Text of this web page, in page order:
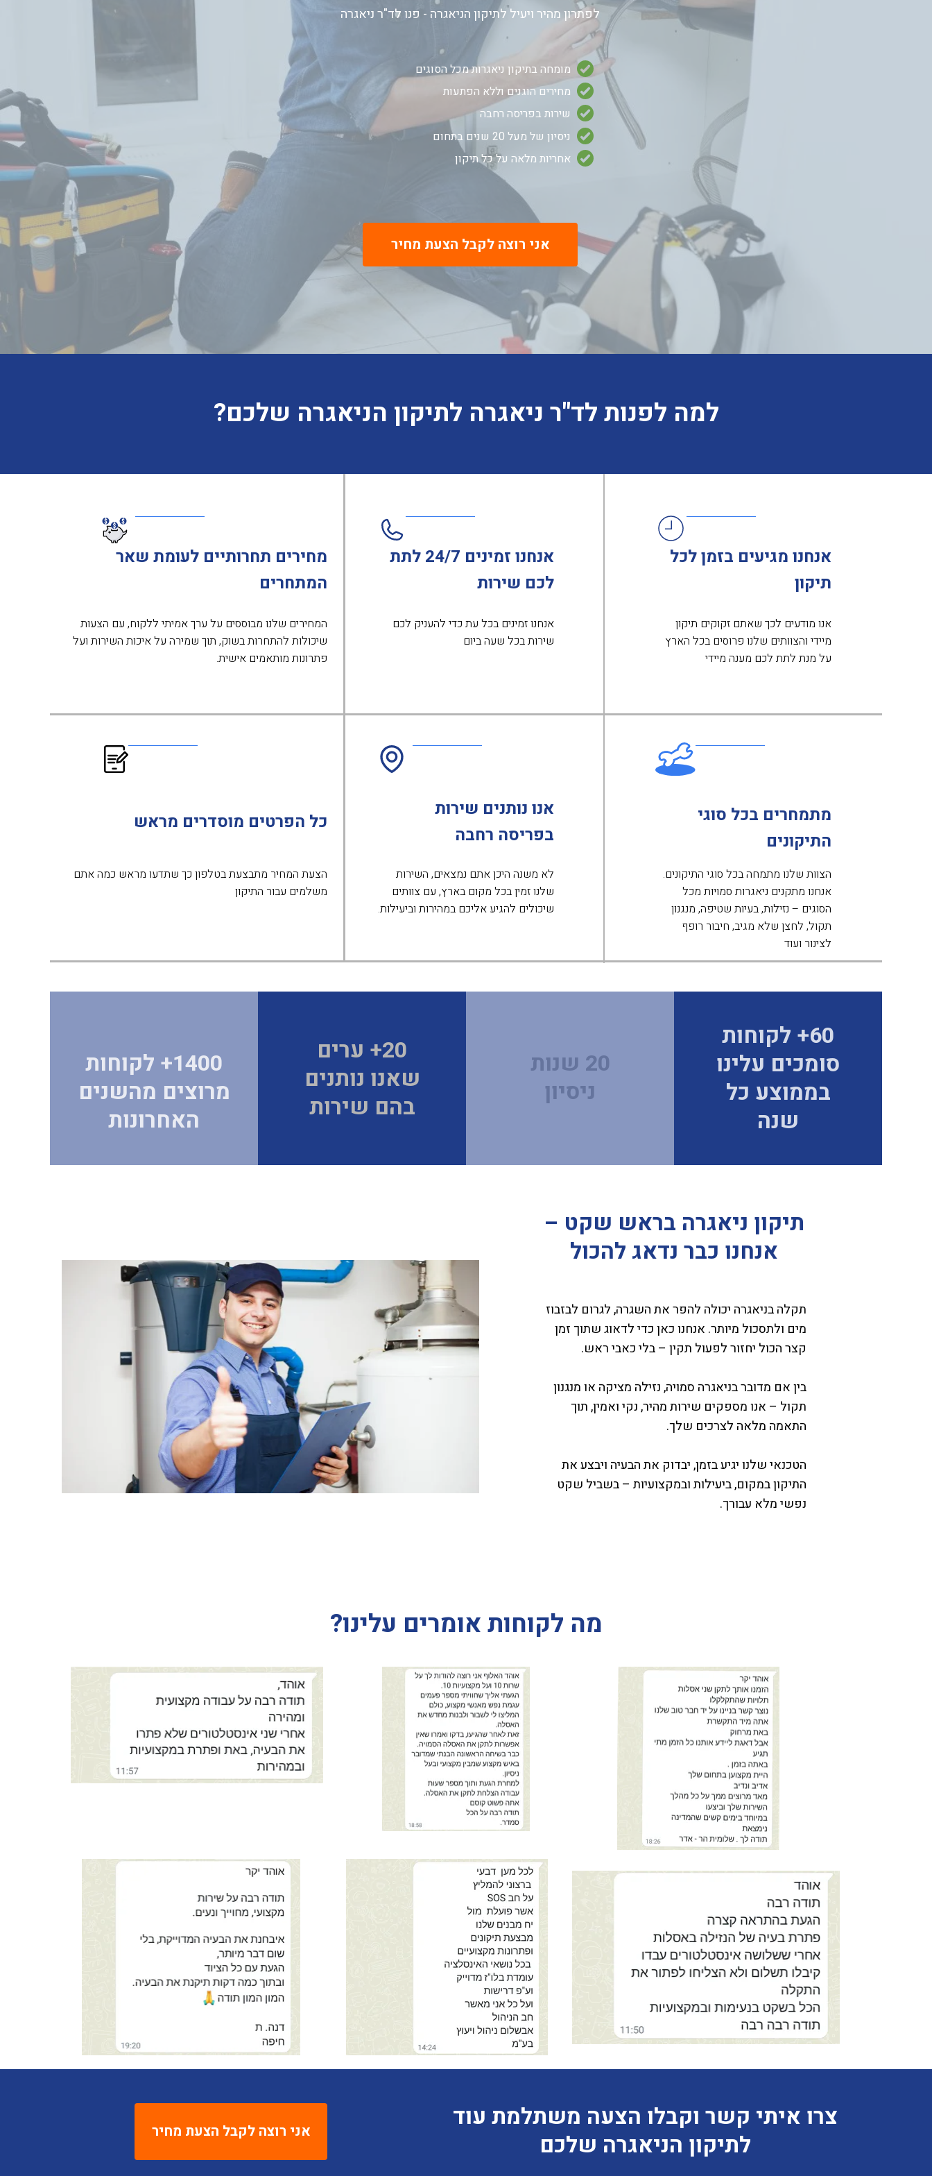
לפתרון מהיר ויעיל לתיקון הניאגרה - פנו לד"ר ניאגרה
מומחה בתיקון ניאגרות מכל הסוגים
מחירים הוגנים וללא הפתעות
שירות בפריסה רחבה
אחריות מלאה על כל תיקון
ניסיון של מעל 20 שנים בתחום
אני רוצה לקבל הצעת מחיר
למה לפנות לד"ר ניאגרה לתיקון הניאגרה שלכם?
מחירים תחרותיים לעומת שאר
המתחרים
המחירים שלנו מבוססים על ערך אמיתי ללקוח, עם הצעות
שיכולות להתחרות בשוק, תוך שמירה על איכות השירות ועל
פתרונות מותאמים אישית.
אנחנו זמינים בכל עת כדי להעניק לכם
שירות בכל שעה ביום
אנחנו זמינים 24/7 לתת
לכם שירות
אנו נותנים שירות
בפריסה רחבה
כל הפרטים מוסדרים מראש
הצעת המחיר מתבצעת בטלפון כך שתדעו מראש כמה אתם
משלמים עבור התיקון
לא משנה היכן אתם נמצאים, השירות
שלנו זמין בכל מקום בארץ, עם צוותים
שיכולים להגיע אליכם במהירות וביעילות.
אנחנו מגיעים בזמן לכל
תיקון
אנו מודעים לכך שאתם זקוקים תיקון
מיידי והצוותים שלנו פרוסים בכל הארץ
על מנת לתת לכם מענה מיידי
הצוות שלנו מתמחה בכל סוגי התיקונים.
אנחנו מתקנים ניאגרות סמויות מכל
הסוגים – נזילות, בעיות שטיפה, מנגנון
תקול, לחצן שלא מגיב, חיבור רופף
לצינור ועוד
מתמחרים בכל סוגי
התיקונים
20 שנות
ניסיון
60+ לקוחות
סומכים עלינו
בממוצע כל
שנה
20+ ערים
שאנו נותנים
בהם שירות
1400+ לקוחות
מרוצים מהשנים
האחרונות
תיקון ניאגרה בראש שקט –
אנחנו כבר נדאג להכול
תקלה בניאגרה יכולה להפר את השגרה, לגרום לבזבוז
מים ולתסכול מיותר. אנחנו כאן כדי לדאוג שתוך זמן
קצר הכול יחזור לפעול תקין – בלי כאבי ראש.
בין אם מדובר בניאגרה סמויה, נזילה מציקה או מנגנון
תקול – אנו מספקים שירות מהיר, נקי ואמין, תוך
התאמה מלאה לצרכים שלך.
הטכנאי שלנו יגיע בזמן, יבדוק את הבעיה ויבצע את
התיקון במקום, ביעילות ובמקצועיות – בשביל שקט
נפשי מלא עבורך.
מה לקוחות אומרים עלינו?
צרו איתי קשר וקבלו הצעה משתלמת עוד
לתיקון הניאגרה שלכם
אני רוצה לקבל הצעת מחיר